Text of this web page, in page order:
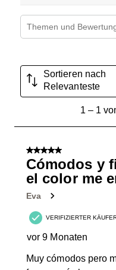
Suchthemen und
Sortieren nach
Relevanteste
von
Bewertungen.
1– 1
5 von 5 Sternen.
Cómodos y
el color me
Eva
VERIFIZIERTER
vor 9 Monaten
Muy cómodos pero